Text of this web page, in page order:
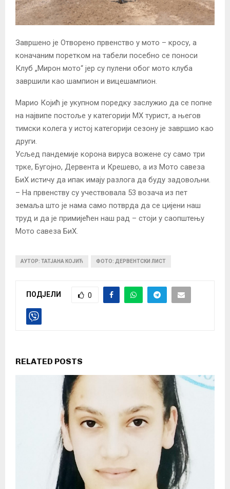
Завршено је Отворено првенство у мото – кросу, а
коначаним поретком на табели посебно се поноси
Клуб „Мирон мото“ јер су пулени обог мото клуба
завршили као шампион и вицешампион.
Марио Којић је укупном поредку заслужио да се попне
на највипе постоље у категорији МХ турист, а његов
тимски колега у истој категорији сезону је завршио као
други.
Усљед пандемије корона вируса вожене су само три
трке, Бугојно, Дервента и Крешево, а из Мото савеза
БиХ истичу да ипак имају разлога да буду задовољни.
– На првенству су учествовала 53 возача из пет
земаља што је нама само потврда да се цијени наш
труд и да је примијећен наш рад – стоји у саопштењу
Мото савеза БиХ.
АУТОР: ТАТЈАНА КОЈИЋ ФОТО: ДЕРВЕНТСКИ ЛИСТ
ПОДЈЕЛИ 0
RELATED POSTS